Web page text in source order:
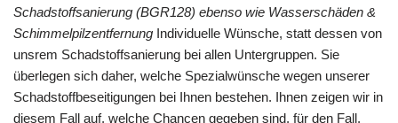
Schadstoffsanierung (BGR128) ebenso wie Wasserschäden &
Schimmelpilzentfernung Individuelle Wünsche, statt dessen von
unsrem Schadstoffsanierung bei allen Untergruppen. Sie
überlegen sich daher, welche Spezialwünsche wegen unserer
Schadstoffbeseitigungen bei Ihnen bestehen. Ihnen zeigen wir in
diesem Fall auf, welche Chancen gegeben sind, für den Fall,